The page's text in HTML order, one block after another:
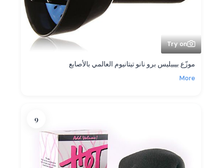
Try on
موزّع بيبيليس برو نانو تيتانيوم العالمي بالأصابع
More
9